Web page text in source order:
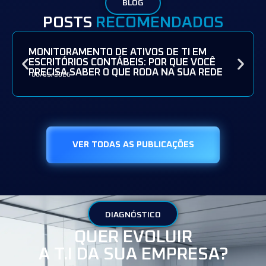
BLOG
POSTS RECOMENDADOS
MONITORAMENTO DE ATIVOS DE TI EM
ESCRITÓRIOS CONTÁBEIS: POR QUE VOCÊ
PRECISA SABER O QUE RODA NA SUA REDE
08/05/2026
VER TODAS AS PUBLICAÇÕES
DIAGNÓSTICO
QUER EVOLUIR
A T.I DA SUA EMPRESA?